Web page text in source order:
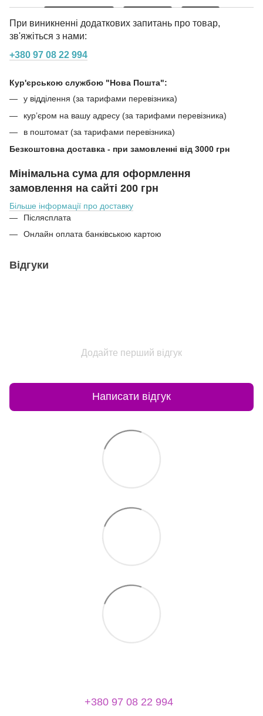
При виникненні додаткових запитань про товар,
зв'яжіться з нами:
+380 97 08 22 994
Кур'єрською службою "Нова Пошта":
у відділення (за тарифами перевізника)
кур’єром на вашу адресу (за тарифами перевізника)
в поштомат (за тарифами перевізника)
Безкоштовна доставка - при замовленні від 3000 грн
Мінімальна сума для оформлення
замовлення на сайті 200 грн
Більше інформації про доставку
Післясплата
Онлайн оплата банківською картою
Відгуки
Додайте перший відгук
Написати відгук
+380 97 08 22 994